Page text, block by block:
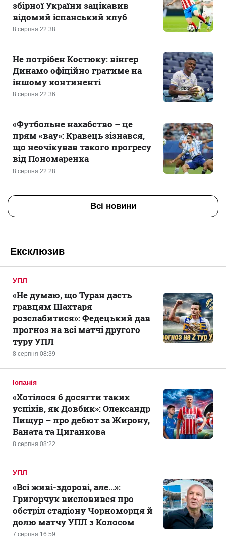
8 серпня 22:38
збірної України зацікавив
відомий іспанський клуб
8 серпня 22:36
Не потрібен Костюку: вінгер
Динамо офіційно гратиме на
іншому континенті
8 серпня 22:28
«Футбольне нахабство – це
прям «вау»: Кравець зізнався,
що неочікував такого прогресу
від Пономаренка
Всі новини
Ексклюзив
УПЛ
8 серпня 08:39
«Не думаю, що Туран дасть
гравцям Шахтаря
розслабитися»: Федецький дав
прогноз на всі матчі другого
туру УПЛ
Іспанія
8 серпня 08:22
«Хотілося б досягти таких
успіхів, як Довбик»: Олександр
Пищур – про дебют за Жирону,
Ваната та Циганкова
УПЛ
7 серпня 16:59
«Всі живі-здорові, але...»:
Григорчук висловився про
обстріл стадіону Чорноморця й
долю матчу УПЛ з Колосом